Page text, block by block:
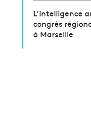
L’intelligence
congrès
à Marseille